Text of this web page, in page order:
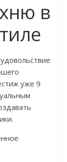
в
уже 9